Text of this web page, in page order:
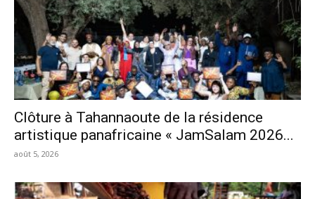
Clôture à Tahannaoute de la résidence
artistique panafricaine « JamSalam 2026...
août 5, 2026